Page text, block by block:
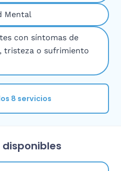
Mental
con síntomas de
tristeza o sufrimiento
8 servicios